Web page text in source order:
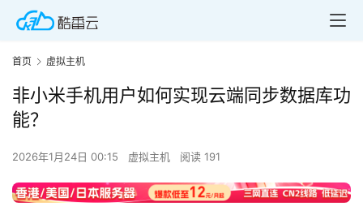
首页 虚拟主机
非小米手机用户如何实现云端同步数据库功
能？
2026年1月24日 00:15 虚拟主机 阅读 191